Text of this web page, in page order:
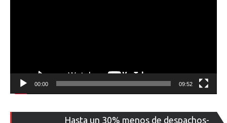
00:00 09:52
Hasta un 30% menos de despachos-